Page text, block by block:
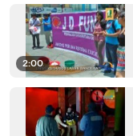
2:00